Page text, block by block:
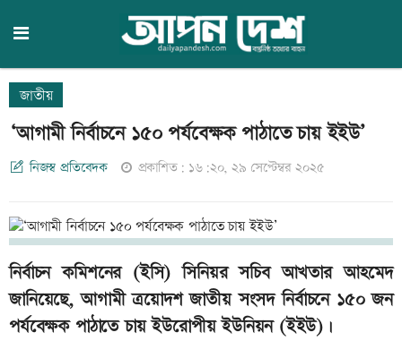
জাতীয়
‘আগামী নির্বাচনে ১৫০ পর্যবেক্ষক পাঠাতে চায় ইইউ’
নিজস্ব প্রতিবেদক প্রকাশিত: ১৬:২০, ২৯ সেপ্টেম্বর ২০২৫
নির্বাচন কমিশনের (ইসি) সিনিয়র সচিব আখতার আহমেদ
জানিয়েছে, আগামী ত্রয়োদশ জাতীয় সংসদ নির্বাচনে ১৫০ জন
পর্যবেক্ষক পাঠাতে চায় ইউরোপীয় ইউনিয়ন (ইইউ)।